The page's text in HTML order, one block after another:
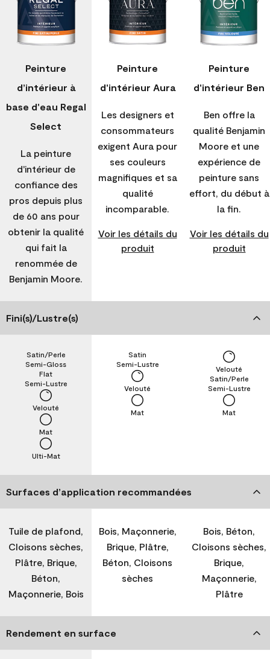
Peinture
d’intérieur à
base d'eau Regal
Select
La peinture
d'intérieur de
confiance des
pros depuis plus
de 60 ans pour
obtenir la qualité
qui fait la
renommée de
Benjamin Moore.
Peinture
d'intérieur Aura
Les designers et
consommateurs
exigent Aura pour
ses couleurs
magnifiques et sa
qualité
incomparable.
Voir les détails du
produit
Peinture
d'intérieur Ben
Ben offre la
qualité Benjamin
Moore et une
expérience de
peinture sans
effort, du début à
la fin.
Voir les détails du
produit
Fini(s)/Lustre(s)
Ulti-Mat
Mat
Velouté
Semi-Lustre
Flat
Semi-Gloss
Satin/Perle
Mat
Velouté
Semi-Lustre
Satin
Mat
Semi-Lustre
Satin/Perle
Velouté
Surfaces d’application recommandées
Tuile de plafond,
Cloisons sèches,
Plâtre, Brique,
Béton,
Maçonnerie, Bois
Bois, Maçonnerie,
Brique, Plâtre,
Béton, Cloisons
sèches
Bois, Béton,
Cloisons sèches,
Brique,
Maçonnerie,
Plâtre
Rendement en surface